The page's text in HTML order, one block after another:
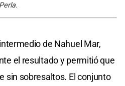
de Nahuel Mar,
el resultado y permitió que
sin sobresaltos. El conjunto